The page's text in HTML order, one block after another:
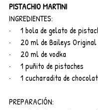
PISTACHIO MARTINI
INGREDIENTES:
·     1 bola de gelato de
·     20 ml de Baileys Original
·     20 ml de vodka
·     1 puñito de pistaches
·     1 cucharadita de
PREPARACIÓN: